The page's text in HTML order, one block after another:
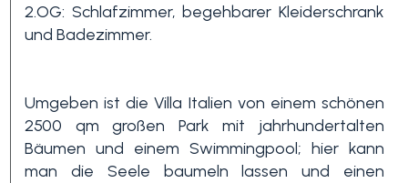
2.OG: Schlafzimmer, begehbarer Kleiderschrank
und Badezimmer.
Umgeben ist die Villa Italien von einem schönen
2500 qm großen Park mit jahrhundertalten
Bäumen und einem Swimmingpool; hier kann
man die Seele baumeln lassen und einen
2
Andere
Optionen